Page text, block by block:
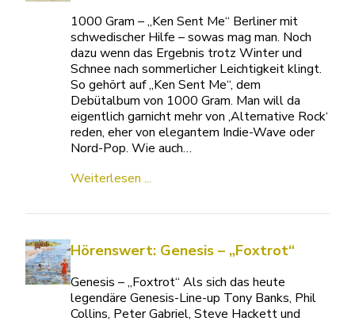
1000 Gram – „Ken Sent Me“ Berliner mit
schwedischer Hilfe – sowas mag man. Noch
dazu wenn das Ergebnis trotz Winter und
Schnee nach sommerlicher Leichtigkeit klingt.
So gehört auf „Ken Sent Me“, dem
Debütalbum von 1000 Gram. Man will da
eigentlich garnicht mehr von ‚Alternative Rock‘
reden, eher von elegantem Indie-Wave oder
Nord-Pop. Wie auch…
Weiterlesen ...
Hörenswert: Genesis – „Foxtrot“
Genesis – „Foxtrot“ Als sich das heute
legendäre Genesis-Line-up Tony Banks, Phil
Collins, Peter Gabriel, Steve Hackett und